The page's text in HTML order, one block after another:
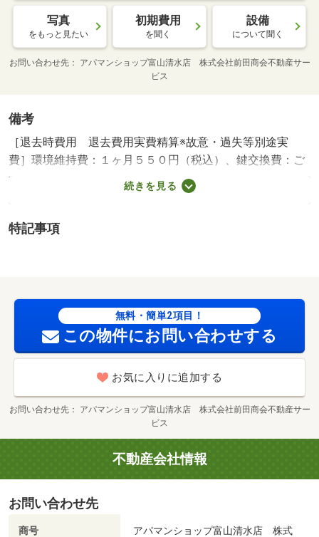
写真
をもっと見たい
初期費用
を聞く
設備
について聞く
お問い合わせ先
アパマンショップ富山清水店 株式会社前田商会不動産サー
ビス
備考
［退去時費用 退去費用実費精算※故意・過失等別途実
費］環境維持費：１ヶ月５５０円（税込）、鍵交換費：ご
契約時１６５００円（税込）、退去時清掃費：５２２５０
円（税込）、インターネット利用料：有料、更新手数料：
必須 プラザ賃貸保証 家賃等の１００％または１２
い！！ 当店では来店不要でお部屋探しができるテレビ電
話による接客やお部屋の内覧が可能でございます！お部屋
探しはアパマンショップへ！ ／加盟団体名：（公社）富
山県宅地建物取引協会 公取協名：北陸不動産公正取引協
続きを見る
特記事項
無料・簡単2項目！
この物件にお問い合わせする
お気に入りに追加する
お問い合わせ先
アパマンショップ富山清水店 株式会社前田商会不動産サー
ビス
不動産会社情報
お問い合わせ先
商号
アパマンショップ富山清水店 株式